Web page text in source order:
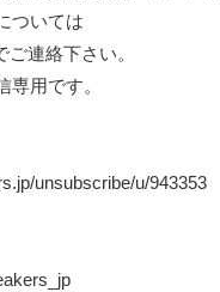
ついては
ご連絡下さい。
専用です。
unsubscribe/u/943353